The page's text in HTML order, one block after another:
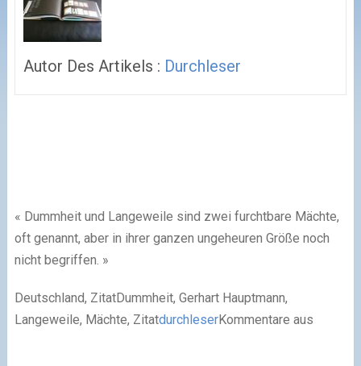
Autor Des Artikels : Durchleser
« Dummheit und Langeweile sind zwei furchtbare Mächte,
oft genannt, aber in ihrer ganzen ungeheuren Größe noch
nicht begriffen. »
Deutschland, ZitatDummheit, Gerhart Hauptmann,
Langeweile, Mächte, ZitatdurchleserKommentare aus